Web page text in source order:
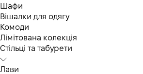
Шафи
Вішалки для одягу
Комоди
Лімітована колекція
Стільці та табурети
Лави